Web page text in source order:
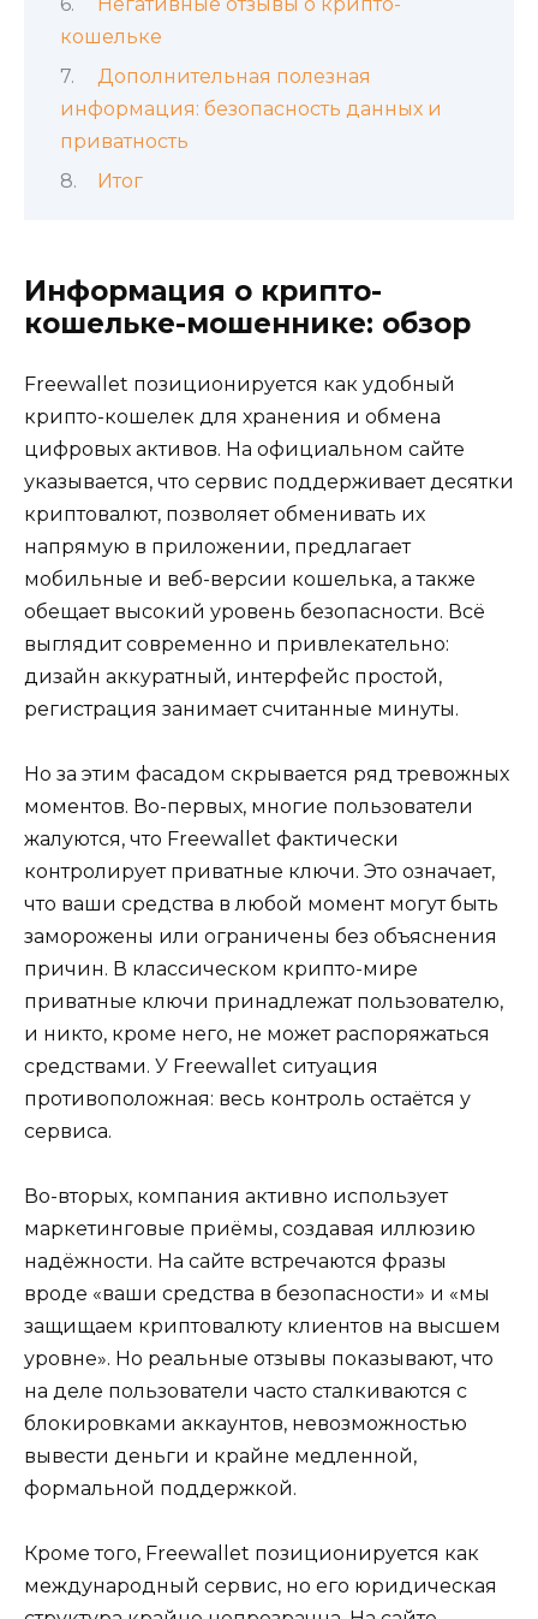
кошельке
Дополнительная полезная
информация: безопасность данных и
приватность
Итог
Информация о крипто-
кошельке-мошеннике: обзор
Freewallet позиционируется как удобный
крипто-кошелек для хранения и обмена
цифровых активов. На официальном сайте
указывается, что сервис поддерживает десятки
криптовалют, позволяет обменивать их
напрямую в приложении, предлагает
мобильные и веб-версии кошелька, а также
обещает высокий уровень безопасности. Всё
выглядит современно и привлекательно:
дизайн аккуратный, интерфейс простой,
регистрация занимает считанные минуты.
Но за этим фасадом скрывается ряд тревожных
моментов. Во-первых, многие пользователи
жалуются, что Freewallet фактически
контролирует приватные ключи. Это означает,
что ваши средства в любой момент могут быть
заморожены или ограничены без объяснения
причин. В классическом крипто-мире
приватные ключи принадлежат пользователю,
и никто, кроме него, не может распоряжаться
средствами. У Freewallet ситуация
противоположная: весь контроль остаётся у
сервиса.
Во-вторых, компания активно использует
маркетинговые приёмы, создавая иллюзию
надёжности. На сайте встречаются фразы
вроде «ваши средства в безопасности» и «мы
защищаем криптовалюту клиентов на высшем
уровне». Но реальные отзывы показывают, что
на деле пользователи часто сталкиваются с
блокировками аккаунтов, невозможностью
вывести деньги и крайне медленной,
формальной поддержкой.
Кроме того, Freewallet позиционируется как
международный сервис, но его юридическая